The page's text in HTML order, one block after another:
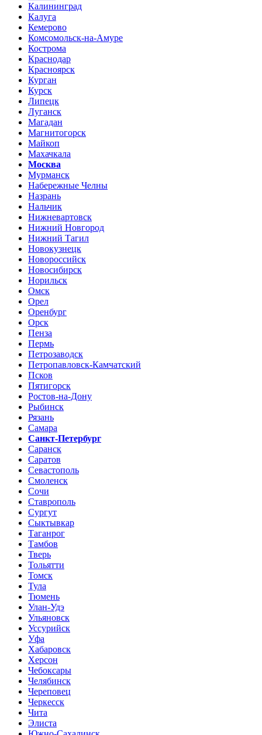
Калининград
Калуга
Кемерово
Комсомольск-на-Амуре
Кострома
Краснодар
Красноярск
Курган
Курск
Липецк
Луганск
Магадан
Магнитогорск
Майкоп
Махачкала
Москва
Мурманск
Набережные Челны
Назрань
Нальчик
Нижневартовск
Нижний Новгород
Нижний Тагил
Новокузнецк
Новороссийск
Новосибирск
Норильск
Омск
Орел
Оренбург
Орск
Пенза
Пермь
Петрозаводск
Петропавловск-Камчатский
Псков
Пятигорск
Ростов-на-Дону
Рыбинск
Рязань
Самара
Санкт-Петербург
Саранск
Саратов
Севастополь
Смоленск
Сочи
Ставрополь
Сургут
Сыктывкар
Таганрог
Тамбов
Тверь
Тольятти
Томск
Тула
Тюмень
Улан-Удэ
Ульяновск
Уссурийск
Уфа
Хабаровск
Херсон
Чебоксары
Челябинск
Череповец
Черкесск
Чита
Элиста